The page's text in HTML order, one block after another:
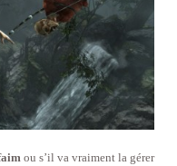
ou s’il va vraiment la gérer